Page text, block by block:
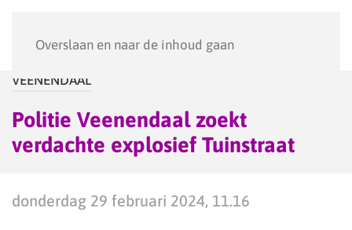
Overslaan en naar de inhoud gaan
VEENENDAAL
Politie Veenendaal zoekt
verdachte explosief Tuinstraat
donderdag 29 februari 2024, 11.16